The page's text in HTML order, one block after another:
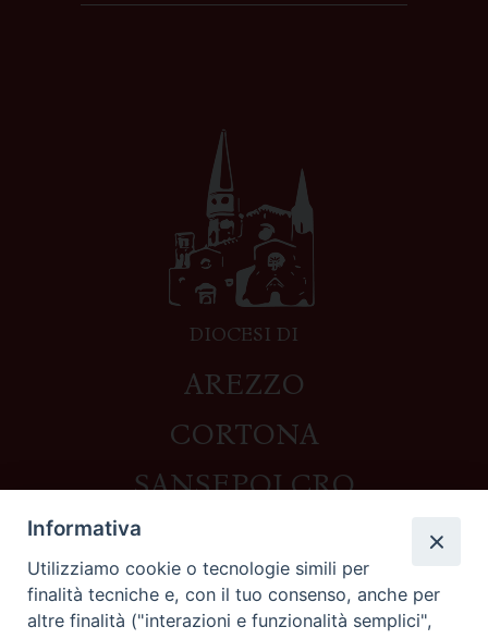
DIOCESI DI
AREZZO
CORTONA
SANSEPOLCRO
Contatti
Piazza del Duomo,1 - 52100 Arezzo
Informativa
Utilizziamo cookie o tecnologie simili per
finalità tecniche e, con il tuo consenso, anche per
altre finalità ("interazioni e funzionalità semplici",